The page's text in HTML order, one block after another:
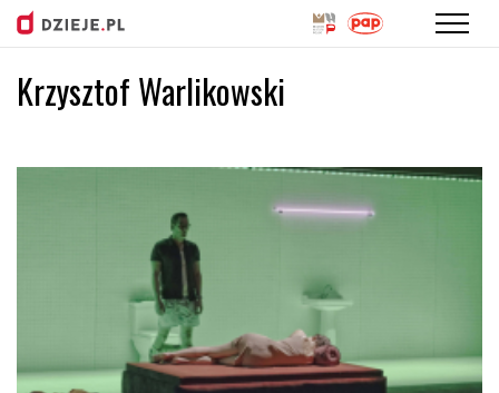
Przejdź
do
Krzysztof Warlikowski